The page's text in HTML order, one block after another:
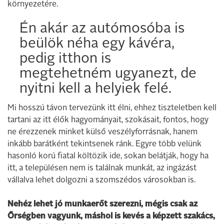
környezetére.
Én akár az autómosóba is
beülök néha egy kávéra,
pedig itthon is
megtehetném ugyanezt, de
nyitni kell a helyiek felé.
Mi hosszú távon tervezünk itt élni, ehhez tiszteletben kell
tartani az itt élők hagyományait, szokásait, fontos, hogy
ne érezzenek minket külső veszélyforrásnak, hanem
inkább barátként tekintsenek ránk. Egyre több velünk
hasonló korú fiatal költözik ide, sokan belátják, hogy ha
itt, a településen nem is találnak munkát, az ingázást
vállalva lehet dolgozni a szomszédos városokban is.
Nehéz lehet jó munkaerőt szerezni, mégis csak az
Őrségben vagyunk, máshol is kevés a képzett szakács,